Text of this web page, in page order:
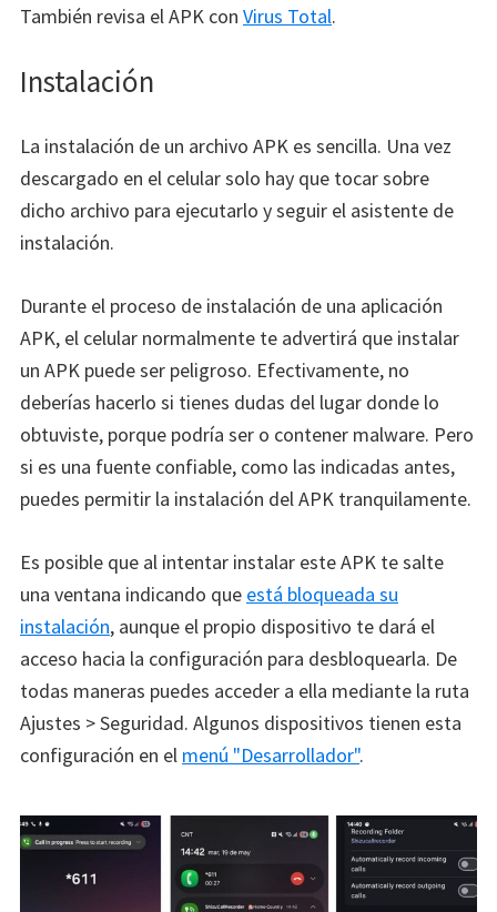
También revisa el APK con Virus Total.
Instalación
La instalación de un archivo APK es sencilla. Una vez
descargado en el celular solo hay que tocar sobre
dicho archivo para ejecutarlo y seguir el asistente de
instalación.
Durante el proceso de instalación de una aplicación
APK, el celular normalmente te advertirá que instalar
un APK puede ser peligroso. Efectivamente, no
deberías hacerlo si tienes dudas del lugar donde lo
obtuviste, porque podría ser o contener malware. Pero
si es una fuente confiable, como las indicadas antes,
puedes permitir la instalación del APK tranquilamente.
Es posible que al intentar instalar este APK te salte
una ventana indicando que está bloqueada su
instalación, aunque el propio dispositivo te dará el
acceso hacia la configuración para desbloquearla. De
todas maneras puedes acceder a ella mediante la ruta
Ajustes > Seguridad. Algunos dispositivos tienen esta
configuración en el menú "Desarrollador".